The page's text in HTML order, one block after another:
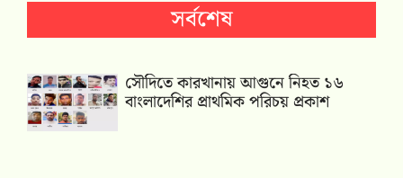
সর্বশেষ
সৌদিতে কারখানায় আগুনে নিহত ১৬
বাংলাদেশির প্রাথমিক পরিচয় প্রকাশ